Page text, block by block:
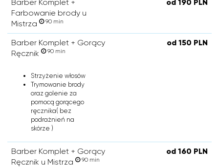
Barber Komplet +
Farbowanie brody u
Mistrza
90 min
od 190 PLN
Barber Komplet + Gorący
Ręcznik
90 min
od 150 PLN
Strzyżenie włosów
Trymowanie brody
oraz golenie za
pomocą gorącego
ręcznika( bez
podrażnień na
skórze )
Barber Komplet + Gorący
Ręcznik u Mistrza
90 min
od 160 PLN